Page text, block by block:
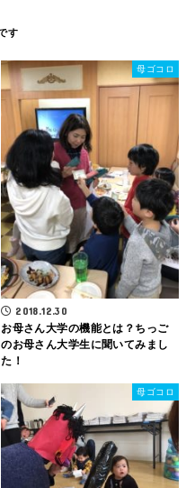
母ゴコロ
2018.12.30
お母さん大学の機能とは？ちっご
のお母さん大学生に聞いてみまし
た！
母ゴコロ